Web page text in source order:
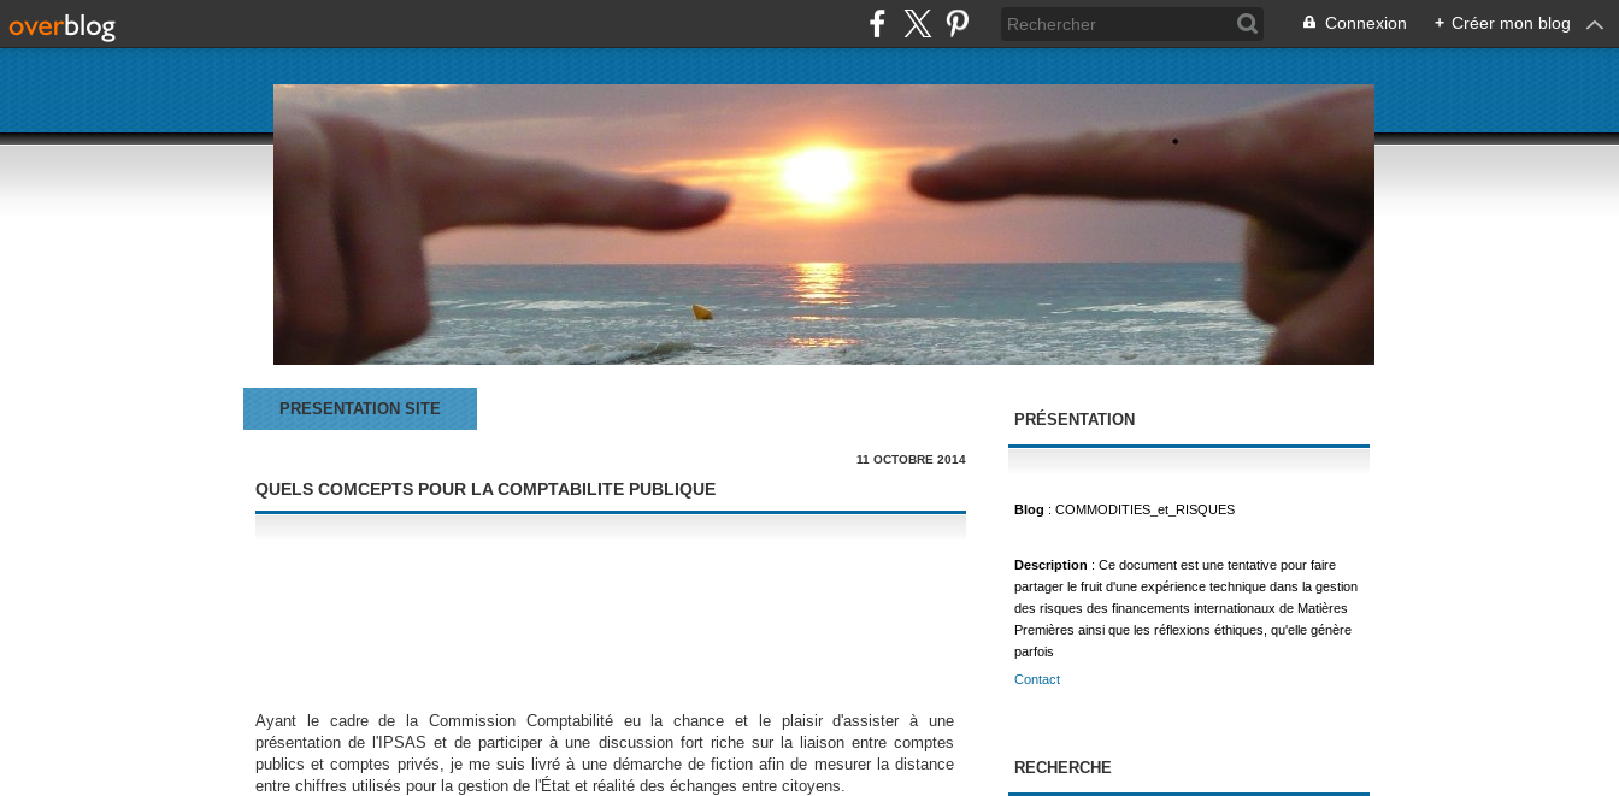
Connexion + Créer mon blog
PRESENTATION SITE
11 OCTOBRE 2014
QUELS COMCEPTS POUR LA COMPTABILITE PUBLIQUE
Ayant le cadre de la Commission Comptabilité eu la chance et le plaisir d'assister à une
présentation de l'IPSAS et de participer à une discussion fort riche sur la liaison entre comptes
publics et comptes privés, je me suis livré à une démarche de fiction afin de mesurer la distance
entre chiffres utilisés pour la gestion de l'État et réalité des échanges entre citoyens.
PRÉSENTATION
Blog : COMMODITIES_et_RISQUES
Description : Ce document est une tentative pour faire
partager le fruit d'une expérience technique dans la gestion
des risques des financements internationaux de Matières
Premières ainsi que les réflexions éthiques, qu'elle génère
parfois
Contact
RECHERCHE